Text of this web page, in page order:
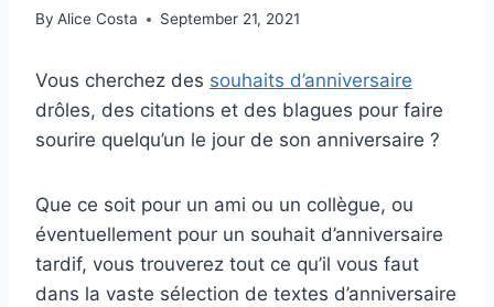
By Alice Costa September 21, 2021
Vous cherchez des souhaits d’anniversaire
drôles, des citations et des blagues pour faire
sourire quelqu’un le jour de son anniversaire ?
Que ce soit pour un ami ou un collègue, ou
éventuellement pour un souhait d’anniversaire
tardif, vous trouverez tout ce qu’il vous faut
dans la vaste sélection de textes d’anniversaire